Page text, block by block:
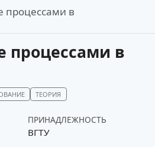
процессами в
процессами в
ТЕОРИЯ
ПРИНАДЛЕЖНОСТЬ
ВГТУ